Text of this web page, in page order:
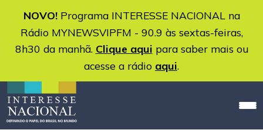
NOVO!Programa INTERESSE NACIONAL na
Rádio MYNEWSVIPFM - 90.9 às sextas-feiras,
8h30 da manhã. Clique aqui para saber mais ou
acesse a rádio aqui.